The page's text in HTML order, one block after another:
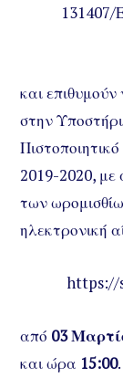
131407/
και
στην
2019-2020, με
των
ηλεκτρονική
https://
από 03
και ώρα 15:00.